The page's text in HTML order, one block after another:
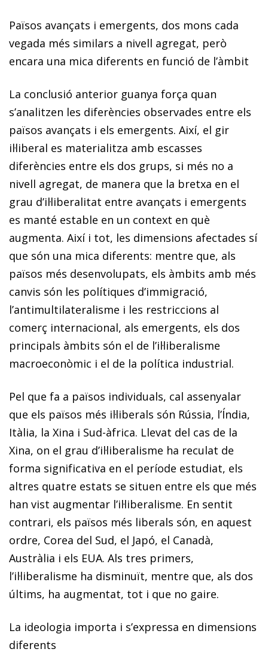
Països avançats i emergents, dos mons cada
vegada més similars a nivell agregat, però
encara una mica diferents en funció de l’àmbit
La conclusió anterior guanya força quan
s’analitzen les diferències observades entre els
països avançats i els emergents. Així, el gir
il·liberal es materialitza amb escasses
diferències entre els dos grups, si més no a
nivell agregat, de manera que la bretxa en el
grau d’il·liberalitat entre avançats i emergents
es manté estable en un context en què
augmenta. Així i tot, les dimensions afectades sí
que són una mica diferents: mentre que, als
països més desenvolupats, els àmbits amb més
canvis són les polítiques d’immigració,
l’antimultilateralisme i les restriccions al
comerç internacional, als emergents, els dos
principals àmbits són el de l’il·liberalisme
macroeconòmic i el de la política industrial.
Pel que fa a països individuals, cal assenyalar
que els països més il·liberals són Rússia, l’Índia,
Itàlia, la Xina i Sud-àfrica. Llevat del cas de la
Xina, on el grau d’il·liberalisme ha reculat de
forma significativa en el període estudiat, els
altres quatre estats se situen entre els que més
han vist augmentar l’il·liberalisme. En sentit
contrari, els països més liberals són, en aquest
ordre, Corea del Sud, el Japó, el Canadà,
Austràlia i els EUA. Als tres primers,
l’il·liberalisme ha disminuït, mentre que, als dos
últims, ha augmentat, tot i que no gaire.
La ideologia importa i s’expressa en dimensions
diferents